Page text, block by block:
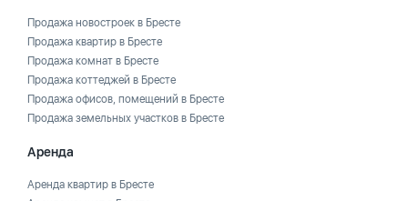
Продажа новостроек в Бресте
Продажа квартир в Бресте
Продажа комнат в Бресте
Продажа коттеджей в Бресте
Продажа офисов, помещений в Бресте
Продажа земельных участков в Бресте
Аренда
Аренда квартир в Бресте